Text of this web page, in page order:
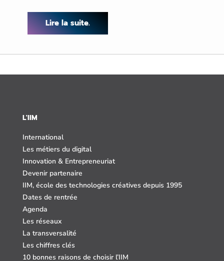
Lire la suite.
L'IIM
International
Les métiers du digital
Innovation & Entrepreneuriat
Devenir partenaire
IIM, école des technologies créatives depuis 1995
Dates de rentrée
Agenda
Les réseaux
La transversalité
Les chiffres clés
10 bonnes raisons de choisir l’IIM